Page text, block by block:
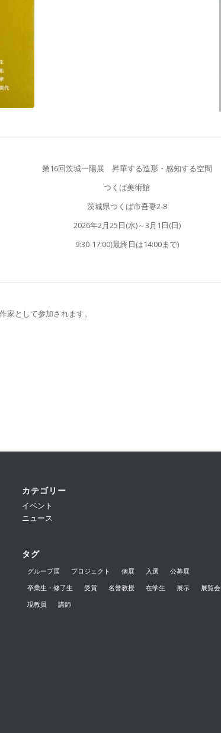
第16回茨城一陽展 昇華する造形・感知する空間
つくば美術館
茨城県つくば市吾妻2-8
2026年2月25日(水)～3月1日(日)
9:30-17:00(最終日は14:00まで)
として参加されます。
カテゴリー
イベント
ニュース
タグ
グループ展 プロジェクト 個展 入選
公募展
卒業生・修了生
受賞 名誉教授 在学生 展示
展覧会
現教員
講師